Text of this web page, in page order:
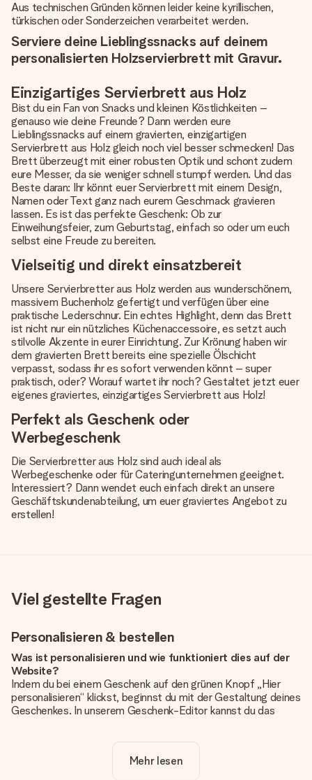
Aus technischen Gründen können leider keine kyrillischen,
türkischen oder Sonderzeichen verarbeitet werden.
Serviere deine Lieblingssnacks auf deinem
personalisierten Holzservierbrett mit Gravur.
Einzigartiges Servierbrett aus Holz
Bist du ein Fan von Snacks und kleinen Köstlichkeiten –
genauso wie deine Freunde? Dann werden eure
Lieblingssnacks auf einem gravierten, einzigartigen
Servierbrett aus Holz gleich noch viel besser schmecken! Das
Brett überzeugt mit einer robusten Optik und schont zudem
eure Messer, da sie weniger schnell stumpf werden. Und das
Beste daran: Ihr könnt euer Servierbrett mit einem Design,
Namen oder Text ganz nach eurem Geschmack gravieren
lassen. Es ist das perfekte Geschenk: Ob zur
Einweihungsfeier, zum Geburtstag, einfach so oder um euch
selbst eine Freude zu bereiten.
Vielseitig und direkt einsatzbereit
Unsere Servierbretter aus Holz werden aus wunderschönem,
massivem Buchenholz gefertigt und verfügen über eine
praktische Lederschnur. Ein echtes Highlight, denn das Brett
ist nicht nur ein nützliches Küchenaccessoire, es setzt auch
stilvolle Akzente in eurer Einrichtung. Zur Krönung haben wir
dem gravierten Brett bereits eine spezielle Ölschicht
verpasst, sodass ihr es sofort verwenden könnt – super
praktisch, oder? Worauf wartet ihr noch? Gestaltet jetzt euer
eigenes graviertes, einzigartiges Servierbrett aus Holz!
Perfekt als Geschenk oder
Werbegeschenk
Die Servierbretter aus Holz sind auch ideal als
Werbegeschenke oder für Cateringunternehmen geeignet.
Interessiert? Dann wendet euch einfach direkt an unsere
Geschäftskundenabteilung, um euer graviertes Angebot zu
erstellen!
Viel gestellte Fragen
Personalisieren & bestellen
Was ist personalisieren und wie funktioniert dies auf der
Website?
Indem du bei einem Geschenk auf den grünen Knopf „Hier
personalisieren“ klickst, beginnst du mit der Gestaltung deines
Geschenkes. In unserem Geschenk-Editor kannst du das
noch eines unserer angebotenen Designs, um deinem
Geschenk die perfekte Ausstrahlung zu verleihen.
Mehr lesen